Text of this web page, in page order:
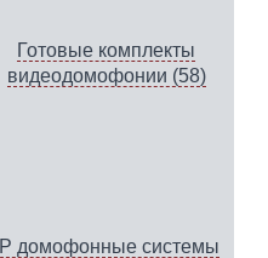
Готовые комплекты
видеодомофонии (58)
IP домофонные системы